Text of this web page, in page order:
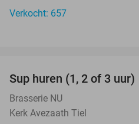
Verkocht: 657
Sup huren (1, 2 of 3 uur)
Brasserie NU
Kerk Avezaath Tiel